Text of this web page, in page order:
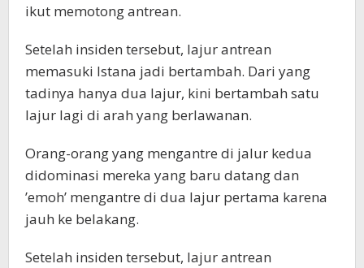
ikut memotong antrean.
Setelah insiden tersebut, lajur antrean
memasuki Istana jadi bertambah. Dari yang
tadinya hanya dua lajur, kini bertambah satu
lajur lagi di arah yang berlawanan.
Orang-orang yang mengantre di jalur kedua
didominasi mereka yang baru datang dan
’emoh’ mengantre di dua lajur pertama karena
jauh ke belakang.
Setelah insiden tersebut, lajur antrean